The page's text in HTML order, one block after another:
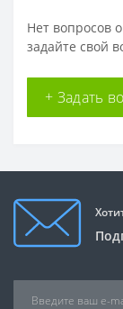
Нет вопросов
задайте свой
+ Задать